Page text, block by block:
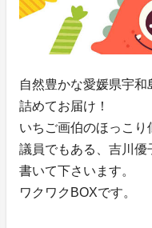
自然豊かな愛媛県宇
詰めてお届け！
いちご画伯のほっこ
議員でもある、吉川優
書いて下さいます。
ワクワクBOXです。